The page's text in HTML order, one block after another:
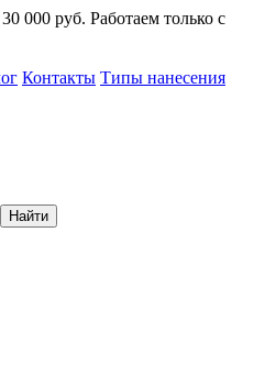
000 руб. Работаем только с
Контакты Типы нанесения
Найти